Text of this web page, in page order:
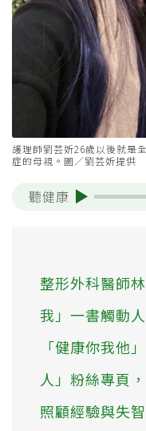
護理師劉芸妡26歲以後就是
症的母親。圖／劉芸妡提供
聽健康
整形外科醫師
我」一書觸動
「健康你我他
人」粉絲專頁
照顧經驗與失